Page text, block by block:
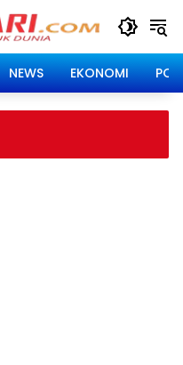
NEWS EKONOMI
Minta Pekerjaan Dihentikan